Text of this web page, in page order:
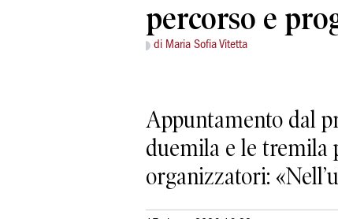
percorso e
di Maria Sofia Vitetta
Appuntamento dal
duemila e le tremila
organizzatori: